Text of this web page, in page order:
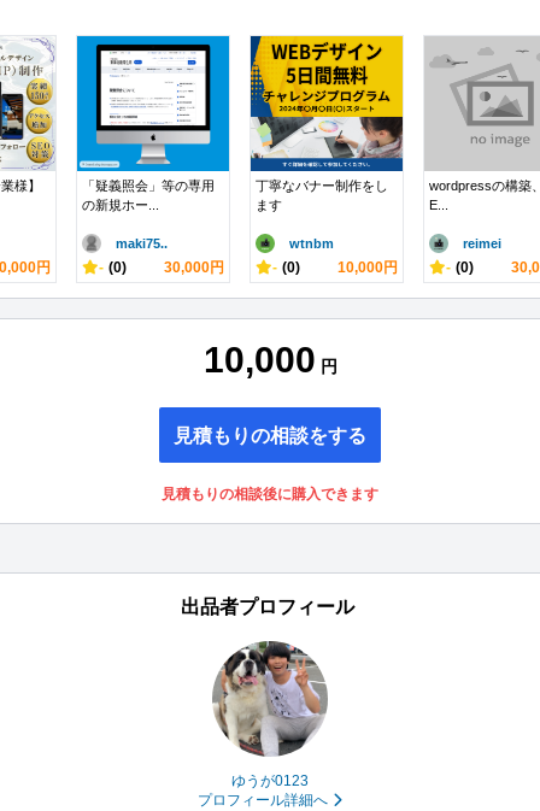
様】
円
「疑義照会」等の専用
の新規ホー...
maki75..
- (0) 30,000円
丁寧なバナー制作をし
ます
wtnbm
- (0) 10,000円
wordpressの構築
E...
reimei
- (0)
10,000 円
見積もりの相談をする
見積もりの相談後に購入できます
出品者プロフィール
ゆうが0123
プロフィール詳細へ